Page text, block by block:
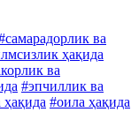
ва
ҳақида
ва
#эпчиллик ва
#оила ҳақида